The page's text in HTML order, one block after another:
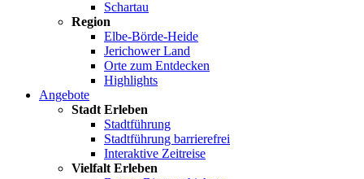
Schartau
Region
Elbe-Börde-Heide
Jerichower Land
Orte zum Entdecken
Highlights
Angebote
Stadt Erleben
Stadtführung
Stadtführung barrierefrei
Interaktive Zeitreise
Vielfalt Erleben